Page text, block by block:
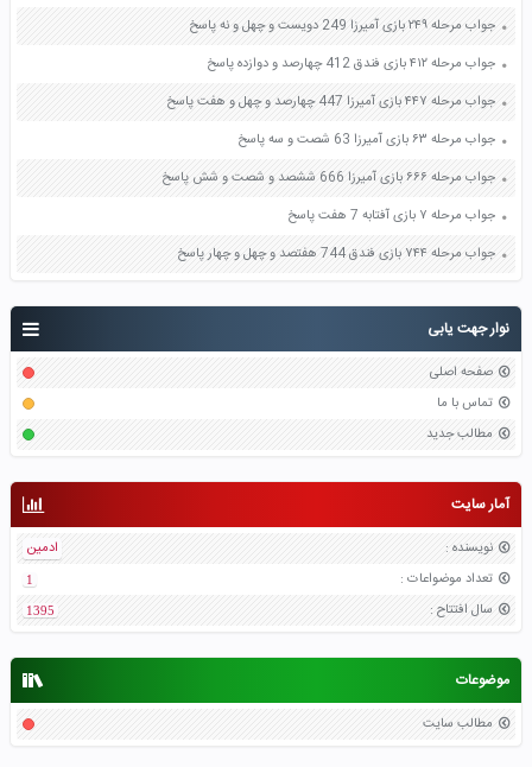
نوار جهت یابی
صفحه اصلی
تماس با ما
مطالب جدید
آمار سایت
نویسنده :
ادمین
تعداد موضواعات :
1
سال افتتاح :
1395
موضوعات
مطالب سایت
جواب مرحله ۲۴۹ بازی آمیرزا 249 دویست و چهل و نه پاسخ
جواب مرحله ۴۱۲ بازی فندق 412 چهارصد و دوازده پاسخ
جواب مرحله ۴۴۷ بازی آمیرزا 447 چهارصد و چهل و هفت پاسخ
جواب مرحله ۶۳ بازی آمیرزا 63 شصت و سه پاسخ
جواب مرحله ۶۶۶ بازی آمیرزا 666 ششصد و شصت و شش پاسخ
جواب مرحله ۷ بازی آفتابه 7 هفت پاسخ
جواب مرحله ۷۴۴ بازی فندق 744 هفتصد و چهل و چهار پاسخ